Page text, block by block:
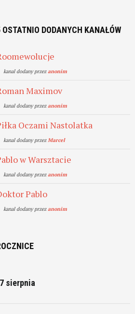
OSTATNIO DODANYCH KANAŁÓW
kanal dodany przezanonim
Maximov
kanal dodany przezanonim
Oczami Nastolatka
kanal dodany przezMarcel
w Warsztacie
kanal dodany przezanonim
Pablo
kanal dodany przezanonim
7 sierpnia